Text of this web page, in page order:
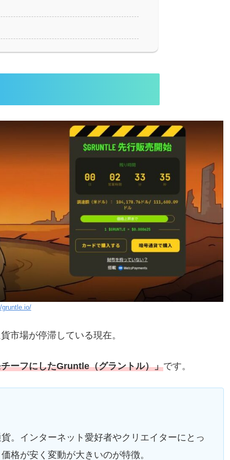
市場が停滞している現在。
ーフにしたGruntle（グラントル）」です。
。インターネット愛好者やクリエイターにとっ
格が安く変動が大きいのが特徴。